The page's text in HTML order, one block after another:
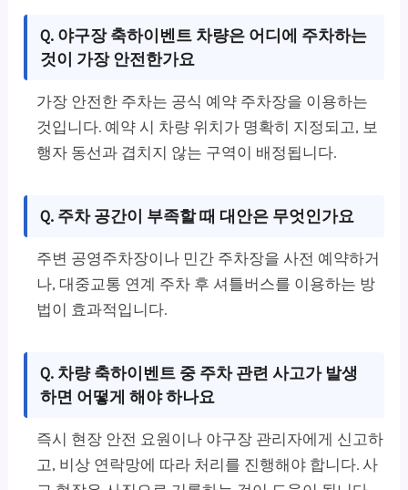
Q. 야구장 축하이벤트 차량은 어디에 주차하는
것이 가장 안전한가요
가장 안전한 주차는 공식 예약 주차장을 이용하는
것입니다. 예약 시 차량 위치가 명확히 지정되고, 보
행자 동선과 겹치지 않는 구역이 배정됩니다.
Q. 주차 공간이 부족할 때 대안은 무엇인가요
주변 공영주차장이나 민간 주차장을 사전 예약하거
나, 대중교통 연계 주차 후 셔틀버스를 이용하는 방
법이 효과적입니다.
Q. 차량 축하이벤트 중 주차 관련 사고가 발생
하면 어떻게 해야 하나요
즉시 현장 안전 요원이나 야구장 관리자에게 신고하
고, 비상 연락망에 따라 처리를 진행해야 합니다. 사